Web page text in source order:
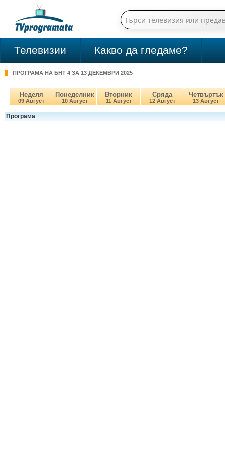
Телевизии Какво да гледаме?
ПРОГРАМА НА БНТ 4 ЗА 13 ДЕКЕМВРИ 2025
Неделя
09 Август
Понеделник
10 Август
Вторник
11 Август
Сряда
12 Август
Четвъртък
13 Август
Програма